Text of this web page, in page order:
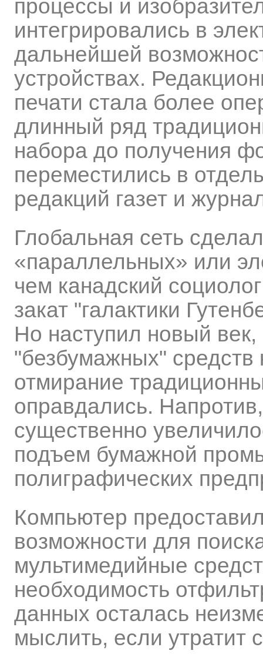
процессы и
интегрировались в
дальнейшей
устройствах.
печати стала более
длинный ряд
набора до получения
переместились в
редакций газет и
Глобальная сеть
«параллельных» или
чем канадский
закат "галактики
Но наступил новый
"безбумажных" средств
отмирание
оправдались.
существенно
подъем бумажной
полиграфических
Компьютер
возможности для
мультимедийные
необходимость
данных осталась
мыслить, если утратит